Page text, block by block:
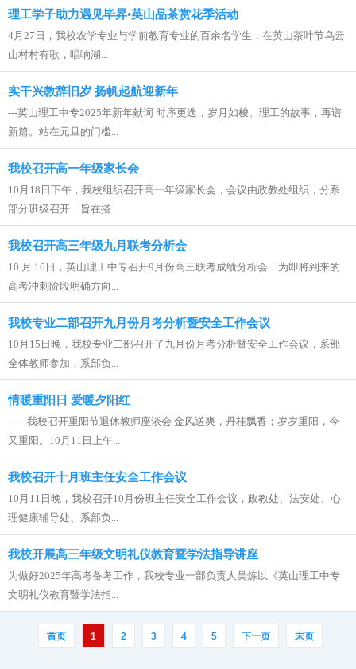
理工学子助力遇见毕昇•英山品茶赏花季活动
4月27日，我校农学专业与学前教育专业的百余名学生，在英山茶叶节乌云
山村村有歌，唱响湖...
实干兴教辞旧岁 扬帆起航迎新年
---英山理工中专2025年新年献词 时序更迭，岁月如梭。理工的故事，再谱
新篇。站在元旦的门槛...
我校召开高一年级家长会
10月18日下午，我校组织召开高一年级家长会，会议由政教处组织，分系
部分班级召开，旨在搭...
我校召开高三年级九月联考分析会
10 月 16日，英山理工中专召开9月份高三联考成绩分析会，为即将到来的
高考冲刺阶段明确方向...
我校专业二部召开九月份月考分析暨安全工作会议
10月15日晚，我校专业二部召开了九月份月考分析暨安全工作会议，系部
全体教师参加，系部负...
情暖重阳日 爱暖夕阳红
------我校召开重阳节退休教师座谈会 金风送爽，丹桂飘香；岁岁重阳，今
又重阳。10月11日上午...
我校召开十月班主任安全工作会议
10月11日晚，我校召开10月份班主任安全工作会议，政教处、法安处、心
理健康辅导处、系部负...
我校开展高三年级文明礼仪教育暨学法指导讲座
为做好2025年高考备考工作，我校专业一部负责人吴炼以《英山理工中专
文明礼仪教育暨学法指...
首页 1 2 3 4 5 下一页 末页